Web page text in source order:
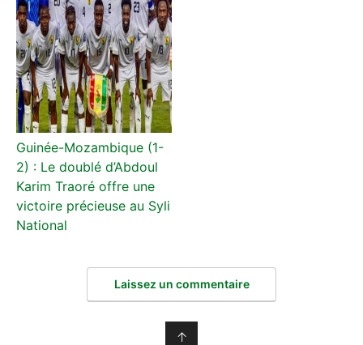
Guinée-Mozambique (1-
2) : Le doublé d’Abdoul
Karim Traoré offre une
victoire précieuse au Syli
National
Laissez un commentaire
↑